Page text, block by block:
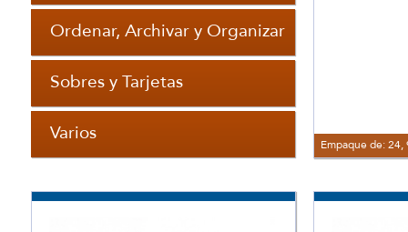
Ordenar, Archivar y Organizar
Sobres y Tarjetas
Varios
Empaque de: 24,